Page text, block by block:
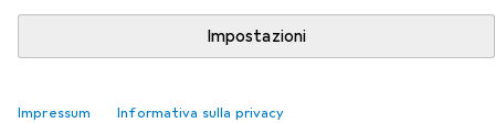
Impostazioni
Impressum Informativa sulla privacy